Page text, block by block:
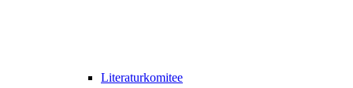
Literaturkomitee